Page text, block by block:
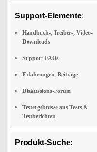
Support-Elemente:
Handbuch-, Treiber-, Video-
Downloads
Support-FAQs
Erfahrungen, Beiträge
Diskussions-Forum
Testergebnisse aus Tests &
Testberichten
Produkt-Suche: